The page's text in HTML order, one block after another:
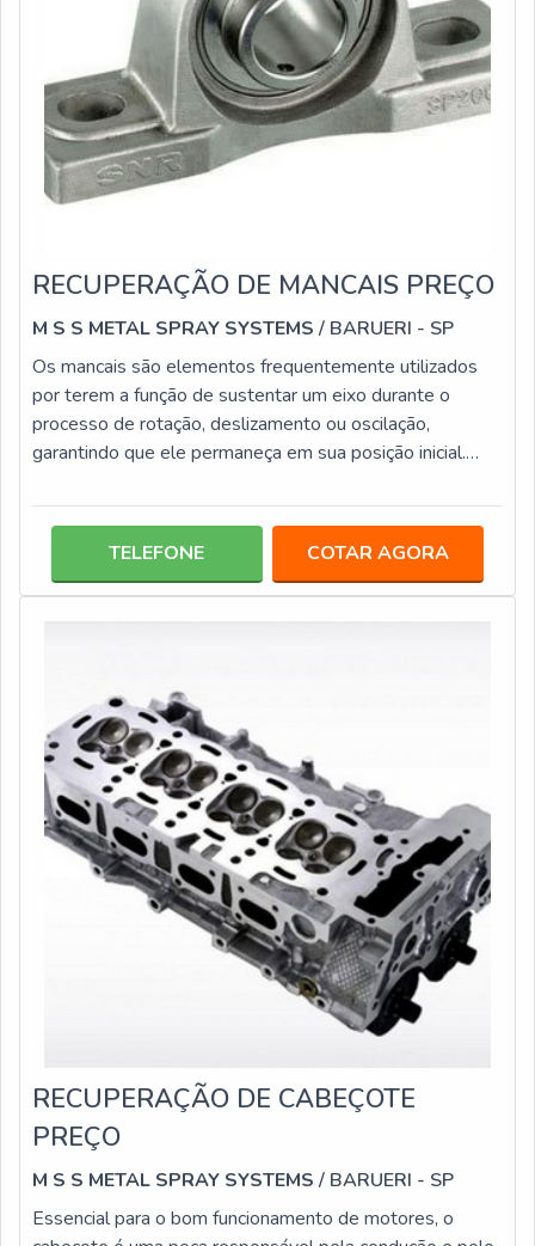
RECUPERAÇÃO DE MANCAIS PREÇO
M S S METAL SPRAY SYSTEMS / BARUERI - SP
Os mancais são elementos frequentemente utilizados
por terem a função de sustentar um eixo durante o
processo de rotação, deslizamento ou oscilação,
garantindo que ele permaneça em sua posição inicial.
ferro, com um furo por onde passa o eixo, além de uma
os mancais precisam estar devidamente lubrificados e
em excelentes condições.MAIS INFORMAÇÕES
TELEFONE COTAR AGORA
RECUPERAÇÃO DE CABEÇOTE
PREÇO
M S S METAL SPRAY SYSTEMS / BARUERI - SP
Essencial para o bom funcionamento de motores, o